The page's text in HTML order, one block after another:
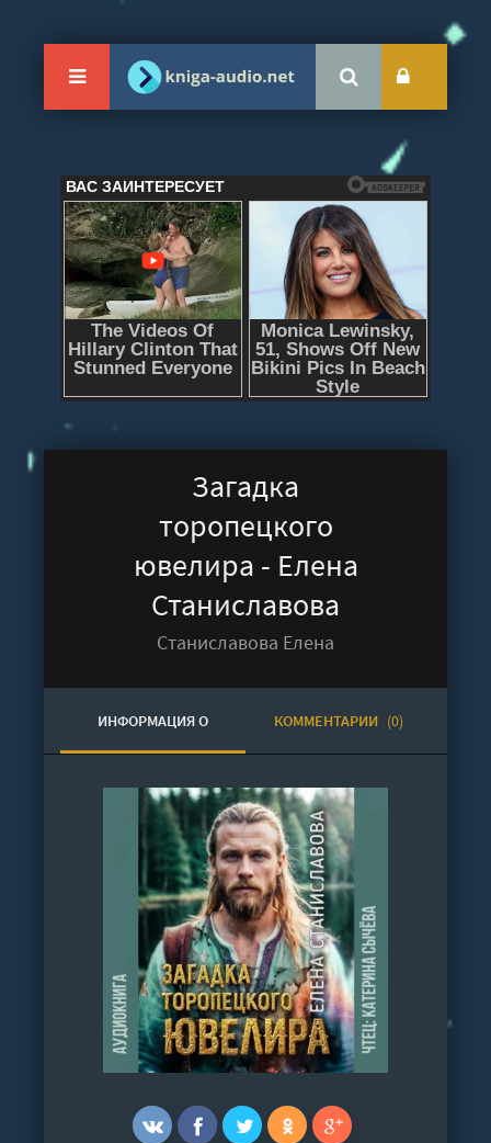
Загадка
торопецкого
ювелира - Елена
Станиславова
Станиславова Елена
ИНФОРМАЦИЯ О
АУДИОКНИГЕ
КОММЕНТАРИИ (0)